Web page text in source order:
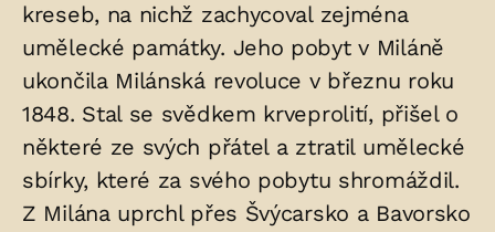
kreseb, na nichž zachycoval zejména
umělecké památky. Jeho pobyt v Miláně
ukončila Milánská revoluce v březnu roku
1848. Stal se svědkem krveprolití, přišel o
některé ze svých přátel a ztratil umělecké
sbírky, které za svého pobytu shromáždil.
Z Milána uprchl přes Švýcarsko a Bavorsko